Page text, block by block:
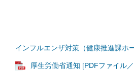
インフルエンザ対策（健康推進課ホ
厚生労働省通知 [PDFファイル